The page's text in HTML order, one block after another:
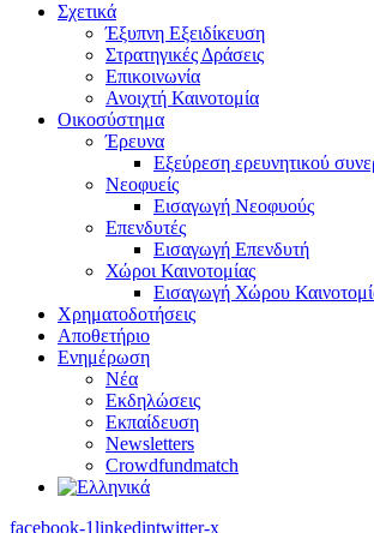
Σχετικά
Έξυπνη Εξειδίκευση
Στρατηγικές Δράσεις
Επικοινωνία
Ανοιχτή Καινοτομία
Οικοσύστημα
Έρευνα
Εξεύρεση ερευνητικού
Νεοφυείς
Εισαγωγή Νεοφυούς
Επενδυτές
Εισαγωγή Επενδυτή
Χώροι Καινοτομίας
Εισαγωγή Χώρου
Χρηματοδοτήσεις
Αποθετήριο
Ενημέρωση
Νέα
Εκδηλώσεις
Εκπαίδευση
Newsletters
Crowdfundmatch
facebook-1linkedintwitter-x